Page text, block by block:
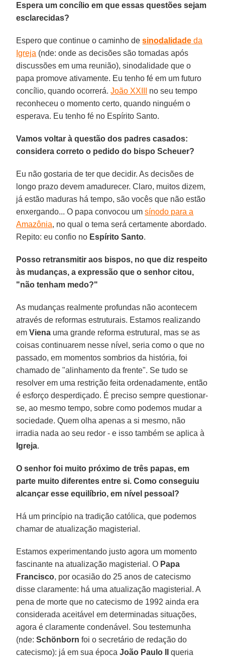
Espera um concílio em que essas questões sejam
esclarecidas?
Espero que continue o caminho desinodalidade da
Igreja (nde: onde as decisões são tomadas após
discussões em uma reunião), sinodalidade que o
papa promove ativamente. Eu tenho fé em um futuro
concílio, quando ocorrerá.João XXIII
no seu tempo
reconheceu o momento certo, quando ninguém o
esperava. Eu tenho fé no Espírito Santo.
Vamos voltar à questão dos padres casados:
considera correto o pedido do bispo Scheuer?
Eu não gostaria de ter que decidir. As decisões de
longo prazo devem amadurecer. Claro, muitos dizem,
já estão maduras há tempo, são vocês que não estão
enxergando... O papa convocou umsínodo para a
Amazônia, no qual o tema será certamente abordado.
Repito: eu confio no Espírito Santo.
Posso retransmitir aos bispos, no que diz respeito
às mudanças, a expressão que o senhor citou,
"não tenham medo?"
As mudanças realmente profundas não acontecem
através de reformas estruturais. Estamos realizando
emViena uma grande reforma estrutural, mas se as
coisas continuarem nesse nível, seria como o que no
passado, em momentos sombrios da história, foi
chamado de "alinhamento da frente". Se tudo se
resolver em uma restrição feita ordenadamente, então
é esforço desperdiçado. É preciso sempre questionar-
se, ao mesmo tempo, sobre como podemos mudar a
sociedade. Quem olha apenas a si mesmo, não
irradia nada ao seu redor - e isso também se aplica à
Igreja.
O senhor foi muito próximo de três papas, em
parte muito diferentes entre si. Como conseguiu
alcançar esse equilíbrio, em nível pessoal?
Há um princípio na tradição católica, que podemos
chamar de atualização magisterial.
Estamos experimentando justo agora um momento
fascinante na atualização magisterial. O Papa
Francisco, por ocasião do 25 anos de catecismo
disse claramente: há uma atualização magisterial. A
pena de morte que no catecismo de 1992 ainda era
considerada aceitável em determinadas situações,
agora é claramente condenável. Sou testemunha
(nde:Schönborn foi o secretário de redação do
catecismo): já em sua épocaJoão Paulo II
queria